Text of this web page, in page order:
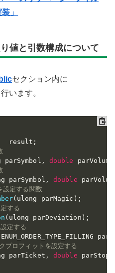
」
値と引数構成について
セクション内に
います。
result
;
, double parVolume
parSymbol , double
定する関数
( ulong parMagic ) ;
する
( ulong parDeviation ) ;
定する
ENUM_ORDER_TYPE_FILLING
プロフィットを設定する
parTicket , double parStop